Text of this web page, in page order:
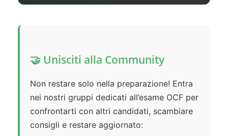
🤝 Unisciti alla Community
Non restare solo nella preparazione! Entra
nei nostri gruppi dedicati all’esame OCF per
confrontarti con altri candidati, scambiare
consigli e restare aggiornato: